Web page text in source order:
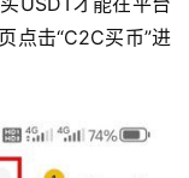
点击“C2C买币”进